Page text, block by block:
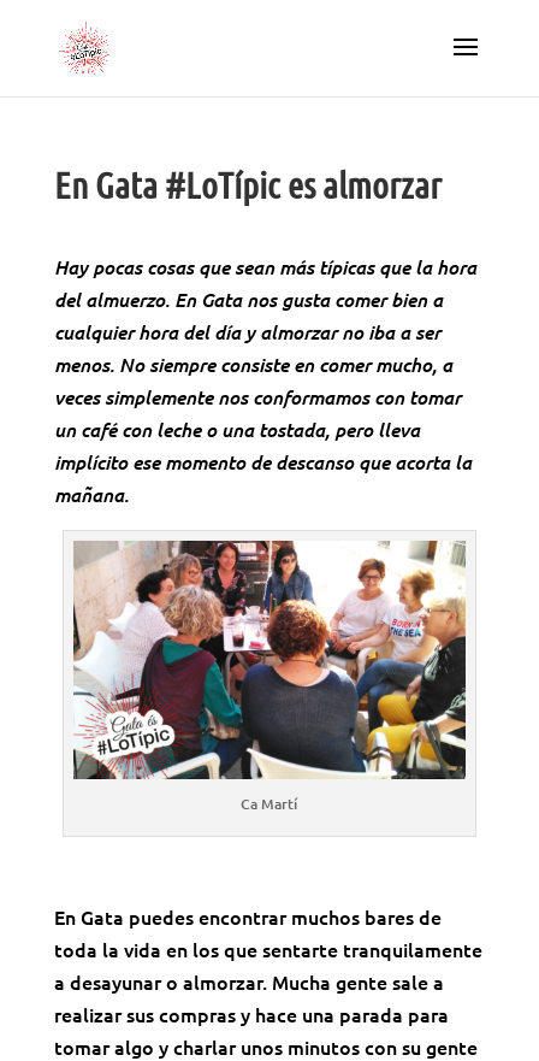
En Gata #LoTípic es almorzar
Hay pocas cosas que sean más típicas que la hora
del almuerzo. En Gata nos gusta comer bien a
cualquier hora del día y almorzar no iba a ser
menos. No siempre consiste en comer mucho, a
veces simplemente nos conformamos con tomar
un café con leche o una tostada, pero lleva
implícito ese momento de descanso que acorta la
mañana.
Ca Martí
En Gata puedes encontrar muchos bares de
toda la vida en los que sentarte tranquilamente
a desayunar o almorzar. Mucha gente sale a
realizar sus compras y hace una parada para
tomar algo y charlar unos minutos con su gente